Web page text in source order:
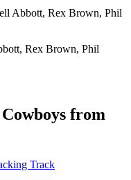
Abbott, Rex Brown, Phil
Rex Brown, Phil
Cowboys from
Track